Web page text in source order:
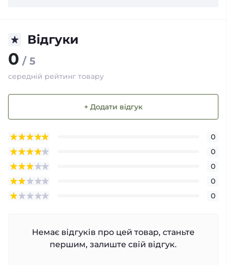
Відгуки
0 / 5
середній рейтинг товару
+ Додати відгук
0
0
0
0
0
Немає відгуків про цей товар, станьте
першим, залиште свій відгук.